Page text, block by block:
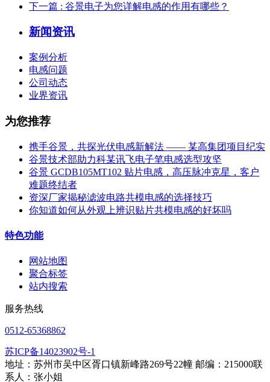
下一篇 : 谷景电子为您详解电感的作用有哪些？
新闻资讯
案例分析
电感问题
公司动态
业界资讯
为您推荐
携手谷景，共探光伏电感新解法 —— 某高集团项目纪实
谷景技术部助力科某讯飞电子笔电感选型攻坚
谷景 GCDB105MT102 贴片电感，高压脉冲克星，客户
难题终结者
资深厂家揭秘滤波电路共模电感的选择技巧
你知道如何从外观上辨识贴片共模电感的好坏吗
特色功能
网站地图
聚合标签
站内搜索
服务热线
0512-65368862
苏ICP备14023902号-1
地址：苏州市吴中区胥口镇新峰路269号22幢 邮编：215000联
系人：张小姐